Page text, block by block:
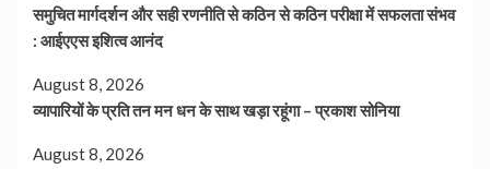
समुचित मार्गदर्शन और सही रणनीति से कठिन से कठिन परीक्षा में सफलता संभव
: आईएएस इशित्व आनंद
August 8, 2026
व्यापारियों के प्रति तन मन धन के साथ खड़ा रहूंगा – प्रकाश सोनिया
August 8, 2026